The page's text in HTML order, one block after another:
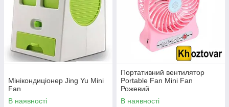
Мінікондиціонер Jing Yu Mini
Fan
В наявності
Портативний вентилятор
Portable Fan Mini Fan
Рожевий
В наявності